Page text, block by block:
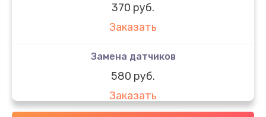
370 руб.
Заказать
Замена датчиков
580 руб.
Заказать